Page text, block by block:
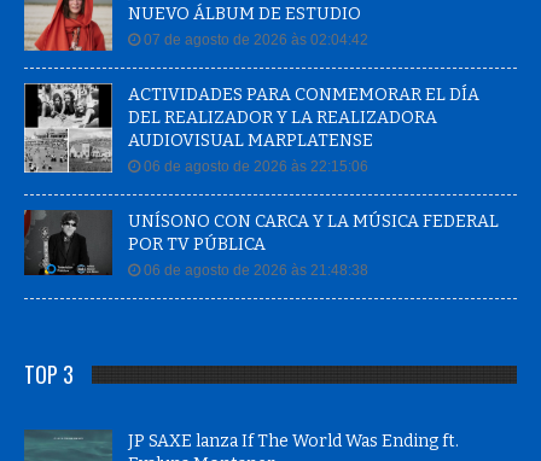
NUEVO ÁLBUM DE ESTUDIO
07 de agosto de 2026 às 02:04:42
ACTIVIDADES PARA CONMEMORAR EL DÍA
DEL REALIZADOR Y LA REALIZADORA
AUDIOVISUAL MARPLATENSE
06 de agosto de 2026 às 22:15:06
UNÍSONO CON CARCA Y LA MÚSICA FEDERAL
POR TV PÚBLICA
06 de agosto de 2026 às 21:48:38
TOP 3
JP SAXE lanza If The World Was Ending ft.